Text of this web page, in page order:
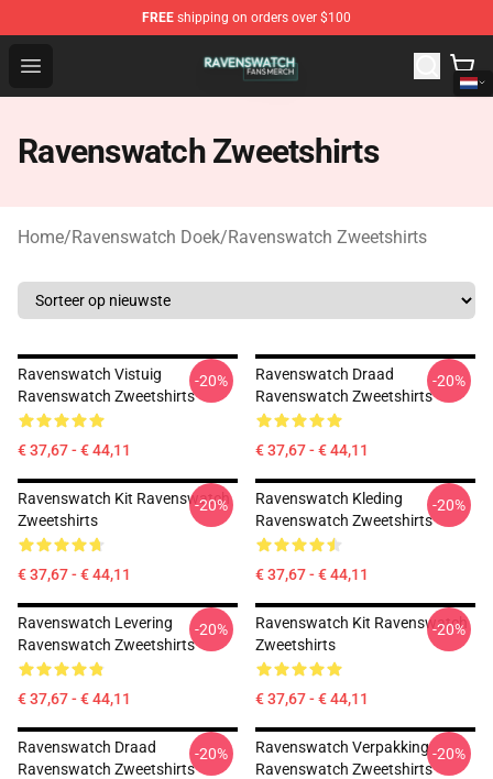
FREE shipping on orders over $100
Open menu
Ravenswatch Shop - Official Ravenswatch Merchandise
Ravenswatch Zweetshirts
Home/Ravenswatch Doek/Ravenswatch Zweetshirts
Ravenswatch Vistuig
Ravenswatch Zweetshirts
€ 37,67 - € 44,11
-20%
Ravenswatch Draad
Ravenswatch Zweetshirts
€ 37,67 - € 44,11
-20%
Ravenswatch Kit Ravenswatch
Zweetshirts
€ 37,67 - € 44,11
-20%
Ravenswatch Kleding
Ravenswatch Zweetshirts
€ 37,67 - € 44,11
-20%
Ravenswatch Levering
Ravenswatch Zweetshirts
€ 37,67 - € 44,11
-20%
Ravenswatch Kit Ravenswatch
Zweetshirts
€ 37,67 - € 44,11
-20%
Ravenswatch Draad
Ravenswatch Zweetshirts
-20%
Ravenswatch Verpakking
Ravenswatch Zweetshirts
-20%